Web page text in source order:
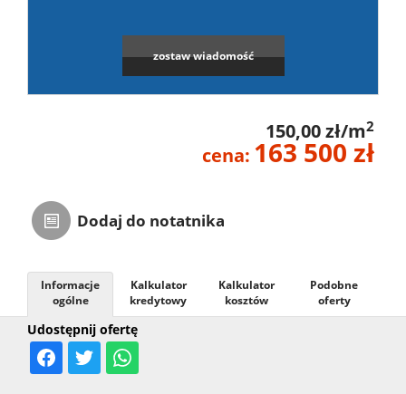
zostaw wiadomość
150,00 zł/m2
cena: 163 500 zł
Dodaj do notatnika
Udostępnij ofertę
Informacje
ogólne
Kalkulator
kredytowy
Kalkulator
kosztów
Podobne
oferty